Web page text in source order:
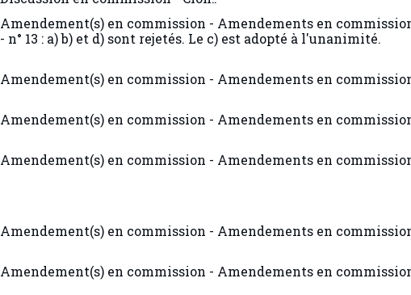
Amendement(s) en commission - Amendements en commission
- n° 13 : a) b) et d) sont rejetés. Le c) est adopté à l'unanimité.
Amendement(s) en commission - Amendements en commission.
Amendement(s) en commission - Amendements en commission.
Amendement(s) en commission - Amendements en commission.
Amendement(s) en commission - Amendements en commission.
Amendement(s) en commission - Amendements en commission.